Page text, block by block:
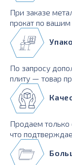
При заказе
прокат по
По запросу
плиту — товар
Продаем только
что